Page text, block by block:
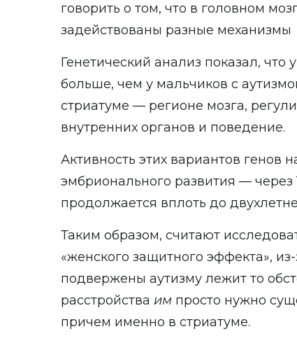
говорить о том, что в головном
задействованы разные механизмы
Генетический анализ показал, что
больше, чем у мальчиков с
стриатуме — регионе мозга,
внутренних органов и поведение.
Активность этих вариантов генов
эмбрионального развития —
продолжается вплоть до
Таким образом, считают
«женского защитного эффекта»,
подвержены аутизму лежит то
расстройства им просто нужно
причем именно в стриатуме.